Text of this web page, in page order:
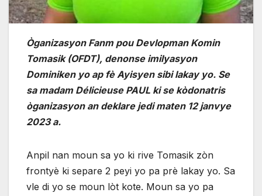
Òganizasyon Fanm pou Devlopman Komin
Tomasik (OFDT), denonse imilyasyon
Dominiken yo ap fè Ayisyen sibi lakay yo. Se
sa madam Délicieuse PAUL ki se kòdonatris
òganizasyon an deklare jedi maten 12 janvye
2023 a.
Anpil nan moun sa yo ki rive Tomasik zòn
frontyè ki separe 2 peyi yo pa prè lakay yo. Sa
vle di yo se moun lòt kote. Moun sa yo pa